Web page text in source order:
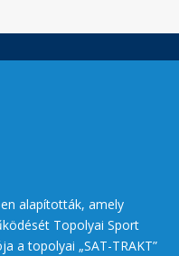
alapították, amely
Topolyai Sport
a topolyai „SAT-TRAKT”